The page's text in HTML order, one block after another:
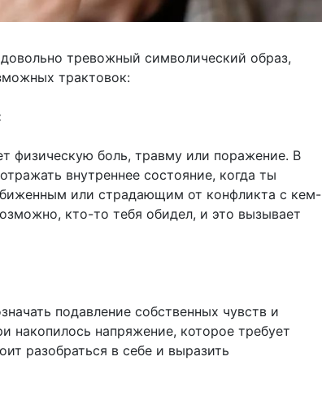
тревожный символический образ,
трактовок:
физическую боль, травму или поражение. В
внутреннее состояние, когда ты
или страдающим от конфликта с кем-
кто-то тебя обидел, и это вызывает
подавление собственных чувств и
накопилось напряжение, которое требует
разобраться в себе и выразить